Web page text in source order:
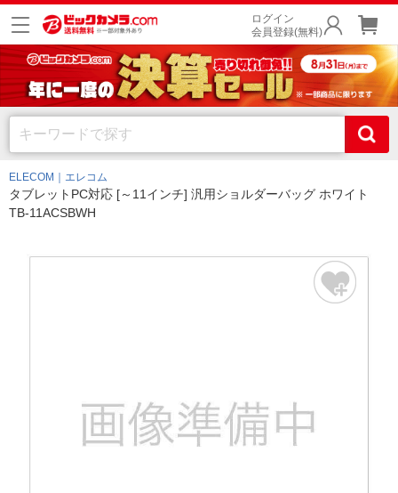
ログイン
会員登録(無料)
ELECOM｜エレコム
タブレットPC対応 [～11インチ] 汎用ショルダーバッグ ホワイト
TB-11ACSBWH